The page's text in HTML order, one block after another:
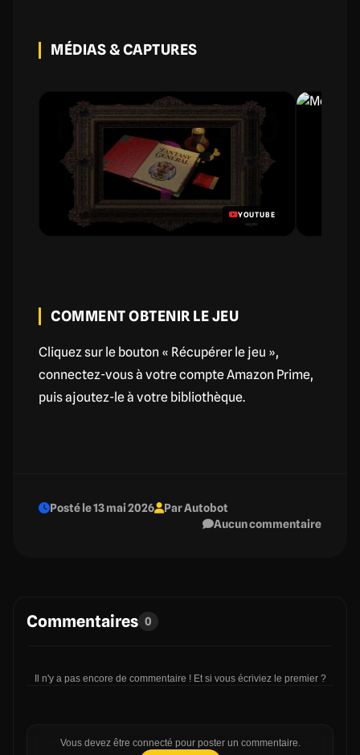
MÉDIAS & CAPTURES
YOUTUBE
COMMENT OBTENIR LE JEU
Cliquez sur le bouton « Récupérer le jeu »,
connectez-vous à votre compte Amazon Prime,
puis ajoutez-le à votre bibliothèque.
Posté le 13 mai 2026
Par Autobot
Aucun commentaire
Commentaires 0
Il n'y a pas encore de commentaire ! Et si vous écriviez le premier ?
Vous devez être connecté pour poster un commentaire.